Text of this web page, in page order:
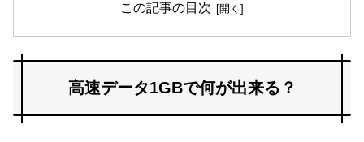
この記事の目次
高速データ1GBで何が出来る？